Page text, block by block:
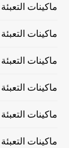
ماكينات
ماكينات
ماكينات
ماكينات
ماكينات
ماكينات